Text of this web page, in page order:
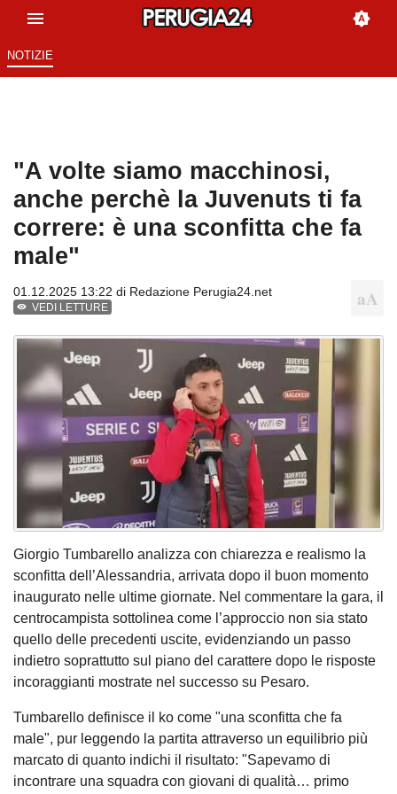
NOTIZIE
"A volte siamo macchinosi,
anche perchè la Juvenuts ti fa
correre: è una sconfitta che fa
male"
01.12.2025 13:22 di Redazione Perugia24.net
VEDI LETTURE
Giorgio Tumbarello analizza con chiarezza e realismo la
sconfitta dell’Alessandria, arrivata dopo il buon momento
inaugurato nelle ultime giornate. Nel commentare la gara, il
centrocampista sottolinea come l’approccio non sia stato
quello delle precedenti uscite, evidenziando un passo
indietro soprattutto sul piano del carattere dopo le risposte
incoraggianti mostrate nel successo su Pesaro.
Tumbarello definisce il ko come "una sconfitta che fa
male", pur leggendo la partita attraverso un equilibrio più
marcato di quanto indichi il risultato: "Sapevamo di
incontrare una squadra con giovani di qualità… primo